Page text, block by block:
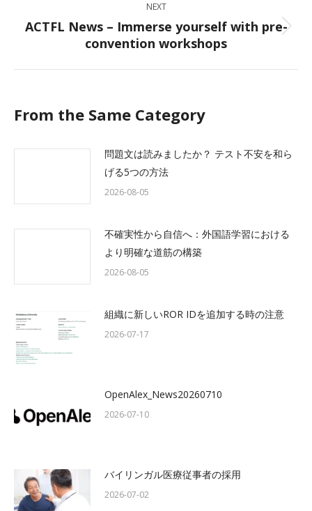
NEXT
Next
post:
ACTFL News – Immerse yourself with pre-
convention workshops
From the Same Category
問題文は読みましたか？ テスト不安を和ら
げる5つの方法
2026-08-05
不確実性から自信へ：外国語学習における
より明確な道筋の構築
2026-08-05
組織に新しいROR IDを追加する時の注意
2026-07-17
OpenAlex_News20260710
2026-07-10
バイリンガル医療従事者の採用
2026-07-02